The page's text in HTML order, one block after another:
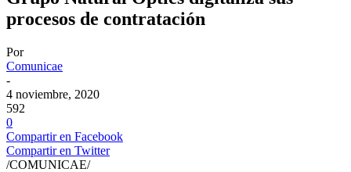
procesos de contratación
Por
Comunicae
-
4 noviembre, 2020
592
0
Compartir en Facebook
Compartir en Twitter
/COMUNICAE/